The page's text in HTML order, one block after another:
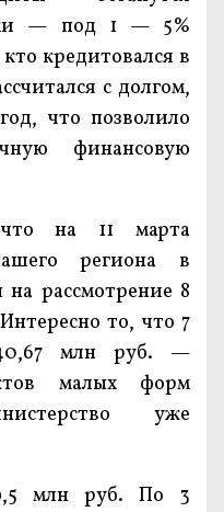
— под 1 — 5%
кредитовался в
с долгом,
что позволило
финансовую
на 11 марта
региона в
рассмотрение 8
то, что 7
млн руб. —
малых форм
уже
млн руб. По 3